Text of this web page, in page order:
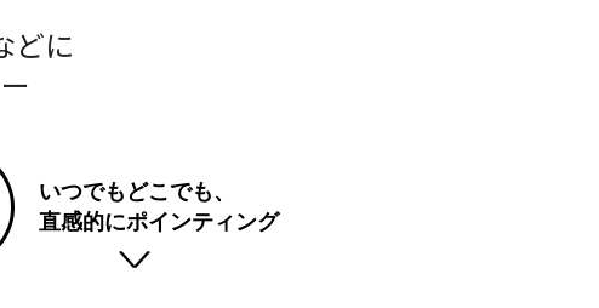
どに
いつでもどこでも、
直感的にポインティング